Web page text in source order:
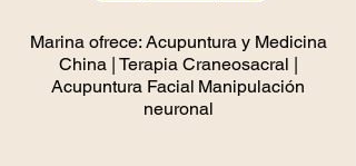
Marina ofrece: Acupuntura y Medicina
China | Terapia Craneosacral |
Acupuntura Facial Manipulación
neuronal